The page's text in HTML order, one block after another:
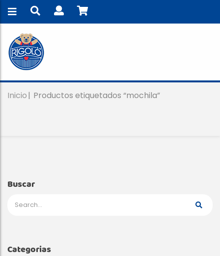
Inicio Productos etiquetados “mochila”
Buscar
Categorias